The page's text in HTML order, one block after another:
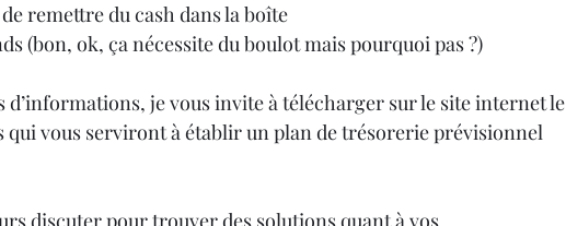
remettre du cash dans la boîte
(bon, ok, ça nécessite du boulot mais pourquoi pas ?)
d’informations, je vous invite à télécharger sur le site internet le
qui vous serviront à établir un plan de trésorerie prévisionnel
discuter pour trouver des solutions quant à vos